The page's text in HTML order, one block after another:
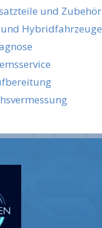
und Zubehör
und Hybridfahrzeuge